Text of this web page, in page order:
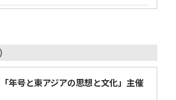
年号と東アジアの思想と文化」主催